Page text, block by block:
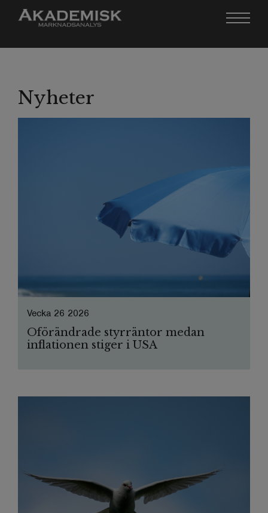
Nyheter
Vecka 26 2026
Oförändrade styrräntor medan
inflationen stiger i USA